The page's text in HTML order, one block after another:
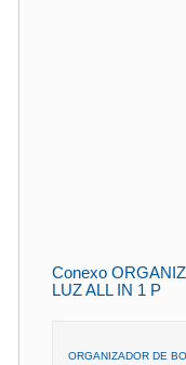
Conexo
LUZ ALL IN 1 P
ORGANIZADOR DE